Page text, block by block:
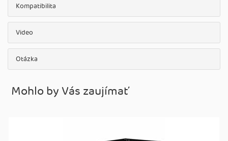
Kompatibilita
Video
Otázka
Mohlo by Vás zaujímať